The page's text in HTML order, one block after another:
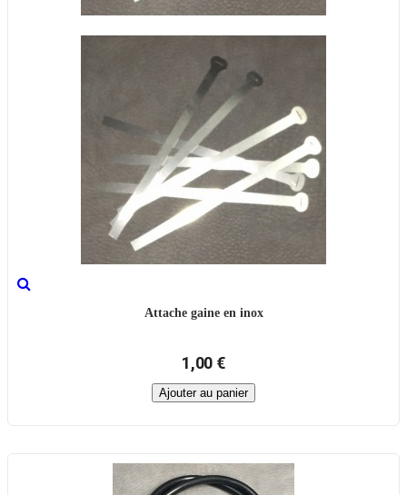
Attache gaine en inox
1,00 €
Ajouter au panier